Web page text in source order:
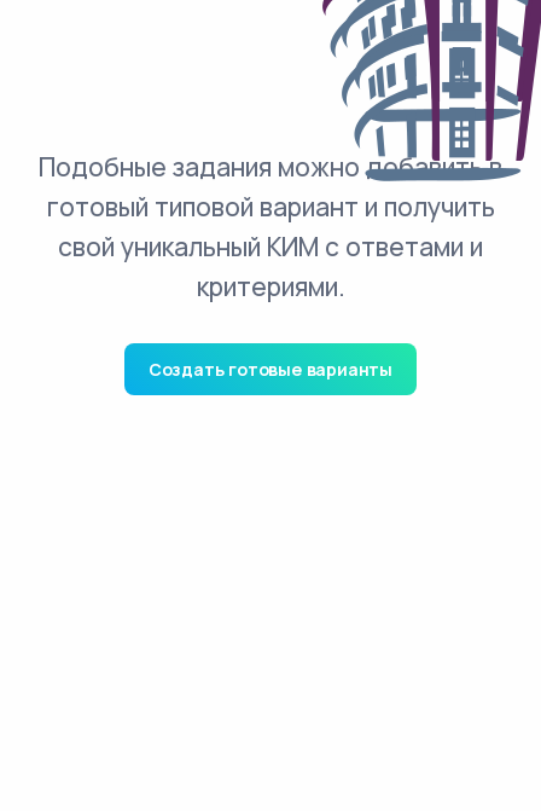
Подобные задания можно добавить в
готовый типовой вариант и получить
свой уникальный КИМ с ответами и
критериями.
Создать готовые варианты